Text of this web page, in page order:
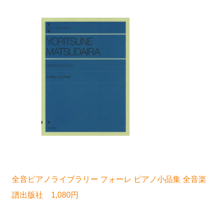
全音ピアノライブラリー フォーレ ピアノ小品集 全音楽
譜出版社 1,080円